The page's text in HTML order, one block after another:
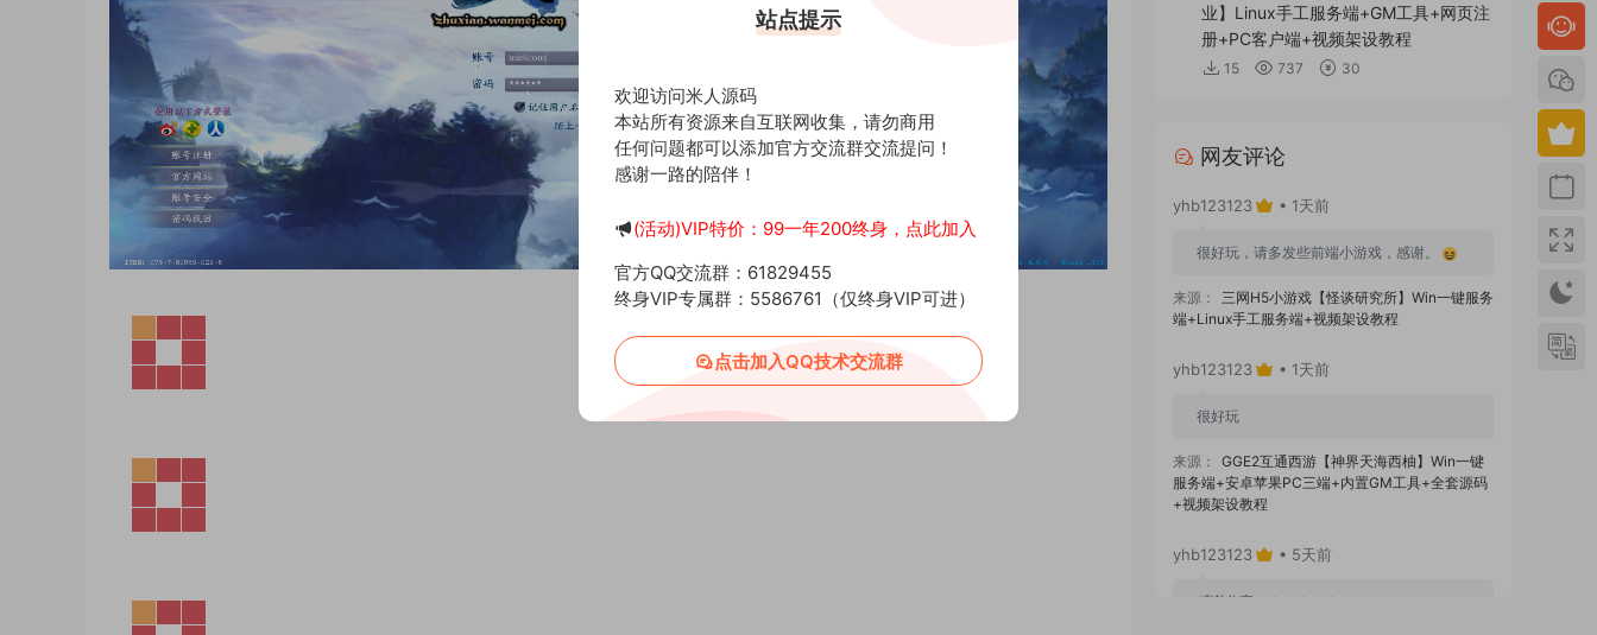
业】Linux手工服务端+GM工具+网页注
册+PC客户端+视频架设教程
15 737 30
网友评论
yhb123123 • 1天前
很好玩，请多发些前端小游戏，感谢。
来源：
三网H5小游戏【怪谈研究所】Win一键服务
端+Linux手工服务端+视频架设教程
yhb123123 • 1天前
很好玩
来源：
GGE2互通西游【神界天海西柚】Win一键
服务端+安卓苹果PC三端+内置GM工具+全套源码
+视频架设教程
yhb123123 • 5天前
感谢分享！！！！！！
站点提示
欢迎访问米人源码
本站所有资源来自互联网收集，请勿商用
任何问题都可以添加官方交流群交流提问！
感谢一路的陪伴！
(活动)VIP特价：99一年200终身，点此加入
官方QQ交流群：61829455
终身VIP专属群：5586761（仅终身VIP可进）
点击加入QQ技术交流群